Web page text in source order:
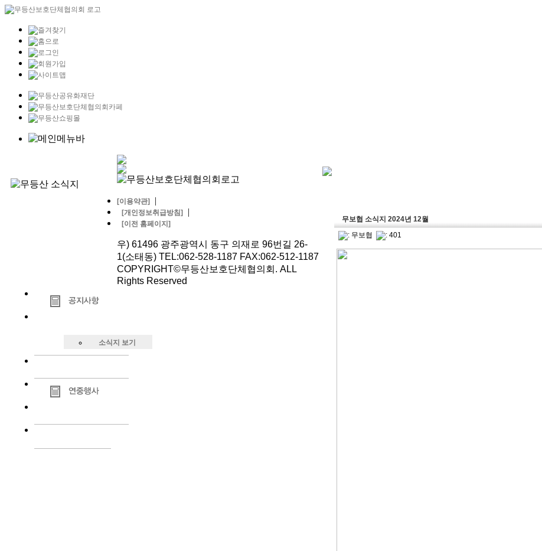
소식지 보기
무보협 소식지 2024년 12월
: 무보협 : 401
[이용약관] |
[개인정보취급방침] |
[이전 홈페이지]
우) 61496 광주광역시 동구 의재로 96번길 26-
1(소태동) TEL:062-528-1187 FAX:062-512-1187
COPYRIGHT©무등산보호단체협의회. ALL
Rights Reserved